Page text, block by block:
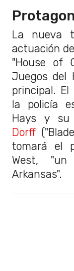
La nueva
actuación de
"House of
Juegos del
principal.
la policía
Hays y su
Dorff
tomará el
West,
Arkansas".